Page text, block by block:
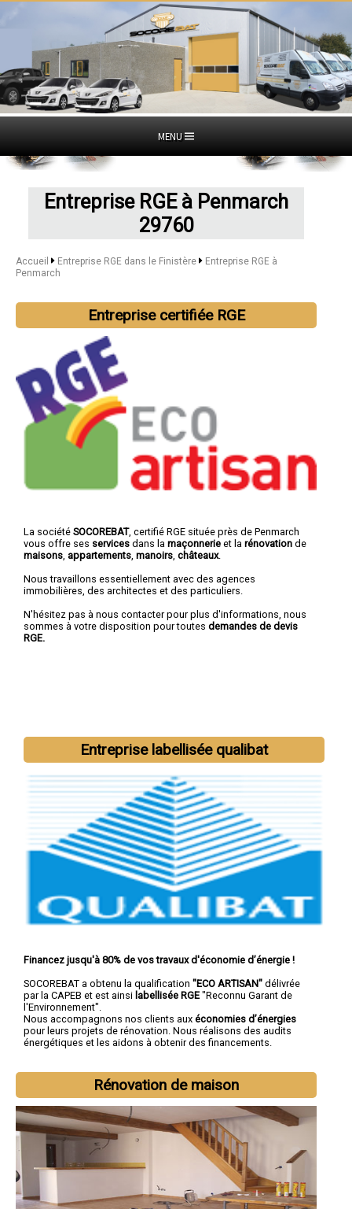
MENU
Entreprise RGE à Penmarch
29760
Accueil Entreprise RGE dans le Finistère
Entreprise RGE à
Penmarch
Entreprise certifiée RGE
La société SOCOREBAT, certifié RGE située près de Penmarch
vous offre ses services dans la maçonnerie et la rénovation de
maisons, appartements, manoirs, châteaux.
Nous travaillons essentiellement avec des agences
immobilières, des architectes et des particuliers.
N'hésitez pas à nous contacter pour plus d'informations, nous
sommes à votre disposition pour toutes demandes de devis
RGE.
Quimper,Concarneau,Morlaix,Douarnenez,Landerneau,
Plougastel-Daoulas, Plouzané,Quimperlé
Entreprise labellisée qualibat
Financez jusqu'à 80% de vos travaux d'économie d’énergie !
SOCOREBAT a obtenu la qualification "ECO ARTISAN" délivrée
par la CAPEB et est ainsi labellisée RGE "Reconnu Garant de
l'Environnement".
Nous accompagnons nos clients aux économies d’énergies
pour leurs projets de rénovation. Nous réalisons des audits
énergétiques et les aidons à obtenir des financements.
Rénovation de maison